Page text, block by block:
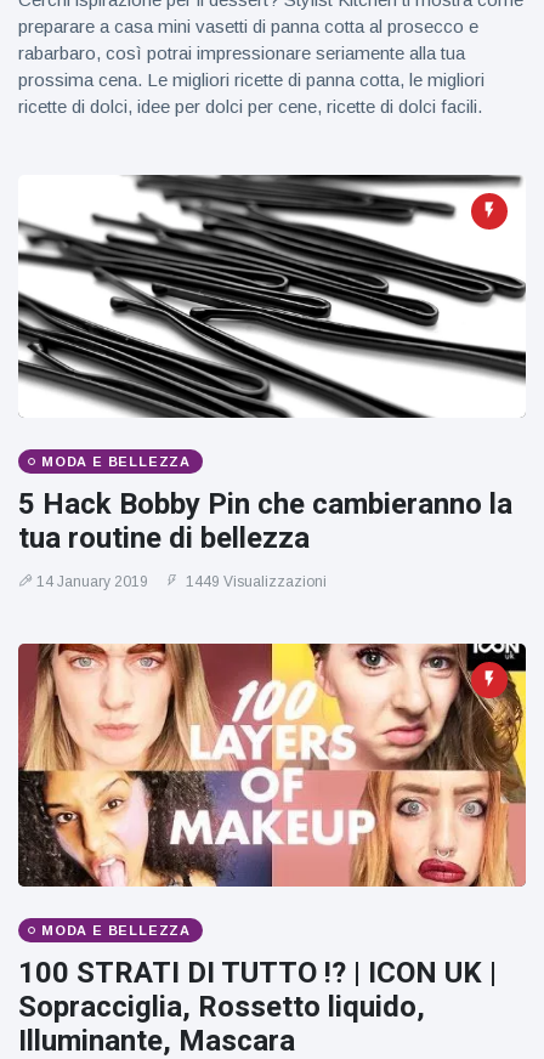
figlio dei
sogni’
preparare a casa mini vasetti di panna cotta al prosecco e
rabarbaro, così potrai impressionare seriamente alla tua
prossima cena. Le migliori ricette di panna cotta, le migliori
ricette di dolci, idee per dolci per cene, ricette di dolci facili.
MODA E BELLEZZA
5 Hack Bobby Pin che cambieranno la
tua routine di bellezza
14 January 2019 1449 Visualizzazioni
MODA E BELLEZZA
100 STRATI DI TUTTO !? | ICON UK |
Sopracciglia, Rossetto liquido,
Illuminante, Mascara